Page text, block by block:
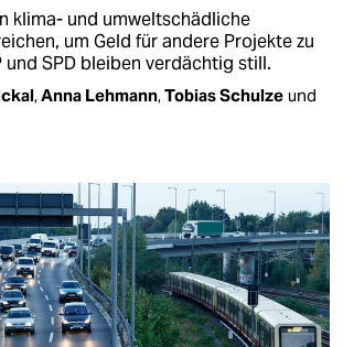
klima- und umweltschädliche
um Geld für andere Projekte zu
und SPD bleiben verdächtig still.
,Anna Lehmann,Tobias Schulze und